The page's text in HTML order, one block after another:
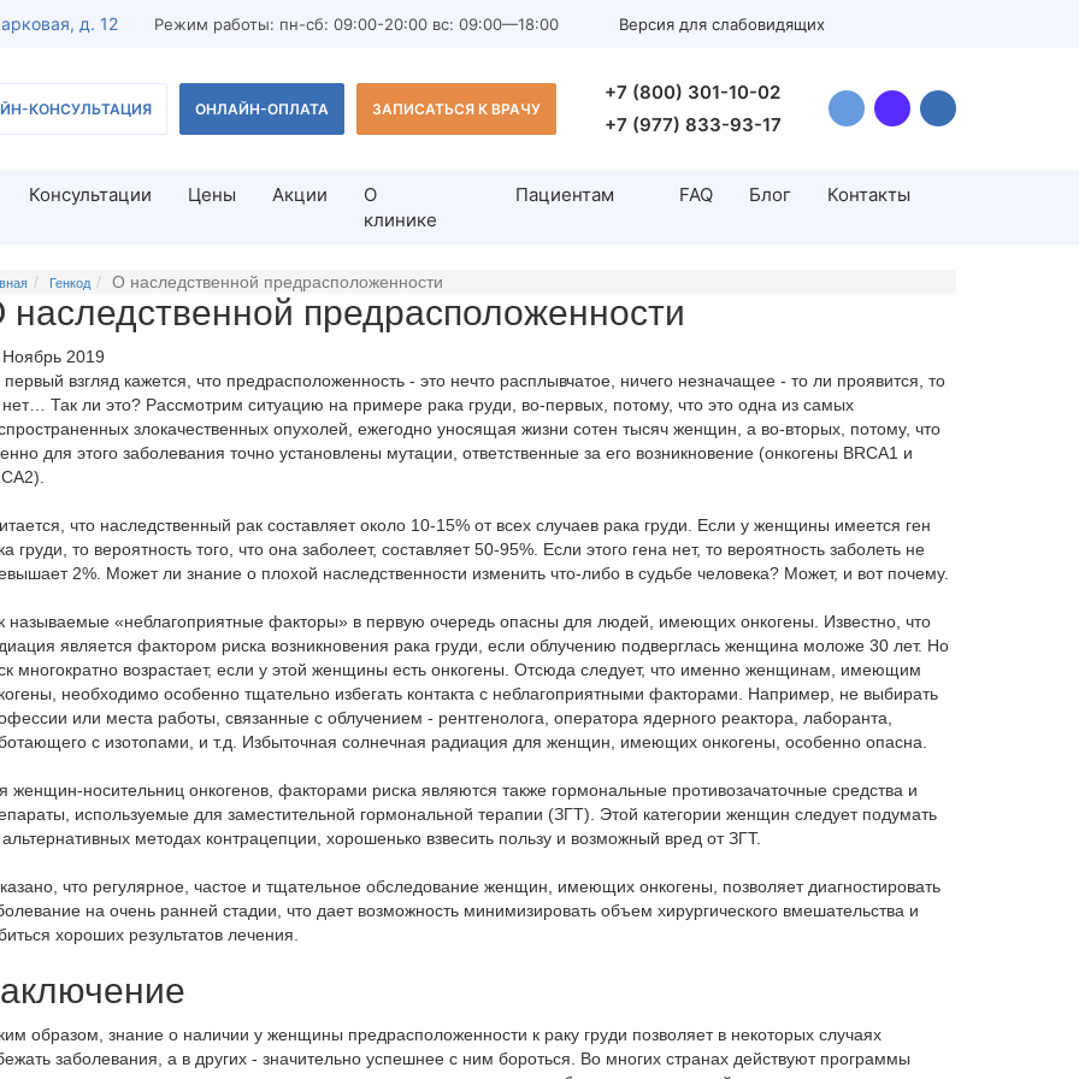
д. 12 Режим работы: пн-сб: 09:00-20:00 вс: 09:00—18:00 Версия для слабовидящих
КОНСУЛЬТАЦИЯ ОНЛАЙН-ОПЛАТА ЗАПИСАТЬСЯ К ВРАЧУ
+7 (800) 301-10-02
+7 (977) 833-93-17
мужчины
врача-андролога
спермограммы
железы для
Лечение бесплодия
Лечение бесплодия у женщин
Тератозооспермия
Азооспермия
Искусственная инсеминация
Андрология
Цистоскопия
Лечение варикоцеле у мужчин
Операция циркумцизио
Лечение простатита у мужчин
Эректильная дисфункция
Крипторхизм
Эпидидимит
Орхит
Астенозооспермия
ВРТ (вспомогательные
репродуктивные технологии)
Хетчинг эмбрионов
Отложенное материнство
материнство
УЗИ
брюшной полости
узлов
желез
малого таза у мужчин
железы
органов
Программы ЭКО
ЭКО с донорской яйцеклеткой
ЭКО с донорской спермой
ЭКО для иногородних по ОМС и
платно
Длинный протокол ЭКО
Криопрограммы
Криоконсервация сперматозоидов
Замораживание яйцеклеток
Криоконсервация эмбрионов
Консультации Цены Акции
О
клинике
Пациентам FAQ Блог Контакты
Генкод О наследственной предрасположенности
наследственной предрасположенности
2019
взгляд кажется, что предрасположенность - это нечто расплывчатое, ничего незначащее - то ли проявится, то
Так ли это? Рассмотрим ситуацию на примере рака груди, во-первых, потому, что это одна из самых
злокачественных опухолей, ежегодно уносящая жизни сотен тысяч женщин, а во-вторых, потому, что
для этого заболевания точно установлены мутации, ответственные за его возникновение (онкогены BRCA1 и
что наследственный рак составляет около 10-15% от всех случаев рака груди. Если у женщины имеется ген
груди, то вероятность того, что она заболеет, составляет 50-95%. Если этого гена нет, то вероятность заболеть не
2%. Может ли знание о плохой наследственности изменить что-либо в судьбе человека? Может, и вот почему.
называемые «неблагоприятные факторы» в первую очередь опасны для людей, имеющих онкогены. Известно, что
является фактором риска возникновения рака груди, если облучению подверглась женщина моложе 30 лет. Но
многократно возрастает, если у этой женщины есть онкогены. Отсюда следует, что именно женщинам, имеющим
необходимо особенно тщательно избегать контакта с неблагоприятными факторами. Например, не выбирать
или места работы, связанные с облучением - рентгенолога, оператора ядерного реактора, лаборанта,
с изотопами, и т.д. Избыточная солнечная радиация для женщин, имеющих онкогены, особенно опасна.
женщин-носительниц онкогенов, факторами риска являются также гормональные противозачаточные средства и
используемые для заместительной гормональной терапии (ЗГТ). Этой категории женщин следует подумать
методах контрацепции, хорошенько взвесить пользу и возможный вред от ЗГТ.
что регулярное, частое и тщательное обследование женщин, имеющих онкогены, позволяет диагностировать
на очень ранней стадии, что дает возможность минимизировать объем хирургического вмешательства и
хороших результатов лечения.
образом, знание о наличии у женщины предрасположенности к раку груди позволяет в некоторых случаях
заболевания, а в других - значительно успешнее с ним бороться. Во многих странах действуют программы